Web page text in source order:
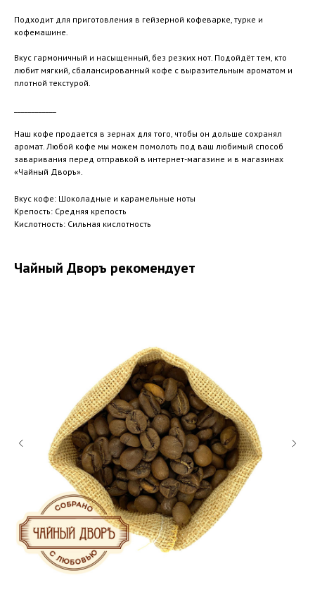
Подходит для приготовления в гейзерной кофеварке, турке и
кофемашине.
Вкус гармоничный и насыщенный, без резких нот. Подойдёт тем, кто
любит мягкий, сбалансированный кофе с выразительным ароматом и
плотной текстурой.
Наш кофе продается в зернах для того, чтобы он дольше сохранял
аромат. Любой кофе мы можем помолоть под ваш любимый способ
заваривания перед отправкой в интернет-магазине и в магазинах
«Чайный Дворъ».
Вкус кофе: Шоколадные и карамельные ноты
Крепость: Средняя крепость
Кислотность: Сильная кислотность
Чайный Дворъ рекомендует